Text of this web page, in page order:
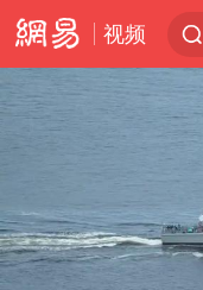
视频